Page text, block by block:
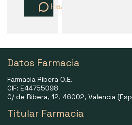
Haz una pregunta
Datos Farmacia
Farmacia Ribera O.E.
CIF: E44755098
C/ de Ribera, 12, 46002, Valencia
Titular Farmacia